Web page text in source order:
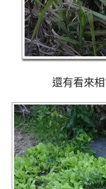
還有看來